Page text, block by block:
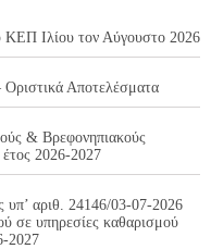
ΚΕΠ Ιλίου τον Αύγουστο 2026
Αποτελέσματα
& Βρεφονηπιακούς
2026-2027
υπ’ αριθ. 24146/03-07-2026
σε υπηρεσίες καθαρισμού
2027